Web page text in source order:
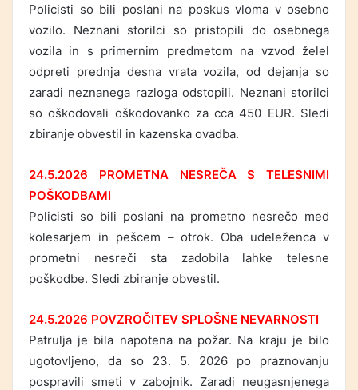
Policisti so bili poslani na poskus vloma v osebno
vozilo. Neznani storilci so pristopili do osebnega
vozila in s primernim predmetom na vzvod želel
odpreti prednja desna vrata vozila, od dejanja so
zaradi neznanega razloga odstopili. Neznani storilci
so oškodovali oškodovanko za cca 450 EUR. Sledi
zbiranje obvestil in kazenska ovadba.
24.5.2026 PROMETNA NESREČA S TELESNIMI
POŠKODBAMI
Policisti so bili poslani na prometno nesrečo med
kolesarjem in pešcem – otrok. Oba udeleženca v
prometni nesreči sta zadobila lahke telesne
poškodbe. Sledi zbiranje obvestil.
24.5.2026 POVZROČITEV SPLOŠNE NEVARNOSTI
Patrulja je bila napotena na požar. Na kraju je bilo
ugotovljeno, da so 23. 5. 2026 po praznovanju
pospravili smeti v zabojnik. Zaradi neugasnjenega